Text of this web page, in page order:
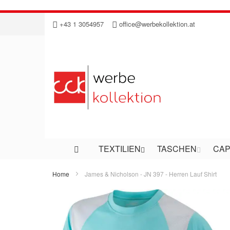
Direkt
Inhalt
+43 1 3054957 office@werbekollektion.at
TEXTILIEN TASCHEN
Home James & Nicholson - JN 397 - Herren Lauf Shirt
Bildergalerie